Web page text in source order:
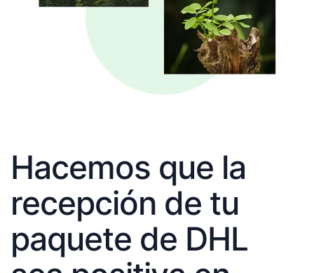
Hacemos que la
recepción de tu
paquete de DHL